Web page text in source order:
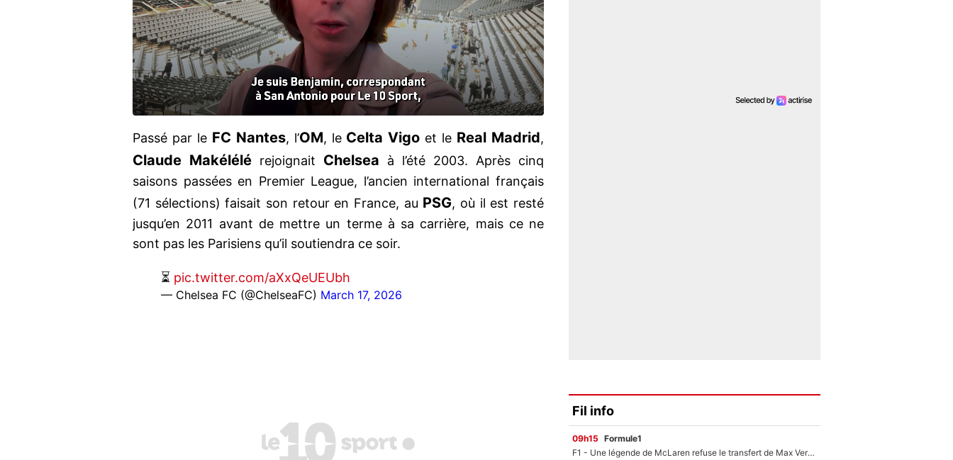
Passé par le FC Nantes, l’OM, le Celta Vigo et le Real Madrid,
Claude Makélélé rejoignait Chelsea à l’été 2003. Après cinq
saisons passées en Premier League, l’ancien international français
(71 sélections) faisait son retour en France, au PSG, où il est resté
jusqu’en 2011 avant de mettre un terme à sa carrière, mais ce ne
sont pas les Parisiens qu’il soutiendra ce soir.
⏳ pic.twitter.com/aXxQeUEUbh
— Chelsea FC (@ChelseaFC) March 17, 2026
Fil info
09h15 Formule1
F1 - Une légende de McLaren refuse le transfert de Max Verstappen qui pourrait «faire des vagues» et plomber l'ambiance dans l'équipe